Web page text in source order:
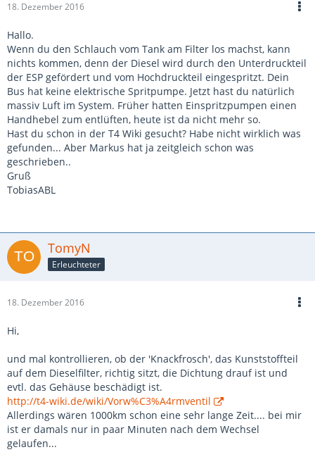
18. Dezember 2016
Hallo.
Wenn du den Schlauch vom Tank am Filter los machst, kann
nichts kommen, denn der Diesel wird durch den Unterdruckteil
der ESP gefördert und vom Hochdruckteil eingespritzt. Dein
Bus hat keine elektrische Spritpumpe. Jetzt hast du natürlich
massiv Luft im System. Früher hatten Einspritzpumpen einen
Handhebel zum entlüften, heute ist da nicht mehr so.
Hast du schon in der T4 Wiki gesucht? Habe nicht wirklich was
gefunden... Aber Markus hat ja zeitgleich schon was
geschrieben..
Gruß
TobiasABL
TomyN
Erleuchteter
18. Dezember 2016
Hi,
und mal kontrollieren, ob der 'Knackfrosch', das Kunststoffteil
auf dem Dieselfilter, richtig sitzt, die Dichtung drauf ist und
evtl. das Gehäuse beschädigt ist.
http://t4-wiki.de/wiki/Vorw%C3%A4rmventil
Allerdings wären 1000km schon eine sehr lange Zeit.... bei mir
ist er damals nur in paar Minuten nach dem Wechsel
gelaufen...